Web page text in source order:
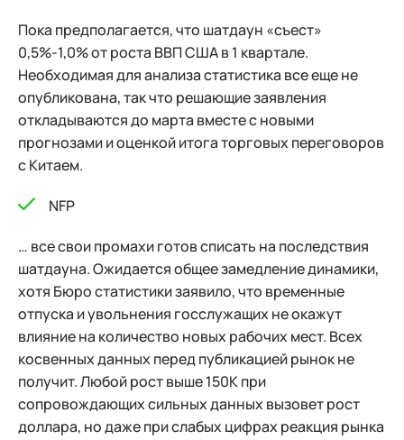
Пока предполагается, что шатдаун «съест»
0,5%-1,0% от роста ВВП США в 1 квартале.
Необходимая для анализа статистика все еще не
опубликована, так что решающие заявления
откладываются до марта вместе с новыми
прогнозами и оценкой итога торговых переговоров
с Китаем.
NFP
… все свои промахи готов списать на последствия
шатдауна. Ожидается общее замедление динамики,
хотя Бюро статистики заявило, что временные
отпуска и увольнения госслужащих не окажут
влияние на количество новых рабочих мест. Всех
косвенных данных перед публикацией рынок не
получит. Любой рост выше 150К при
сопровождающих сильных данных вызовет рост
доллара, но даже при слабых цифрах реакция рынка